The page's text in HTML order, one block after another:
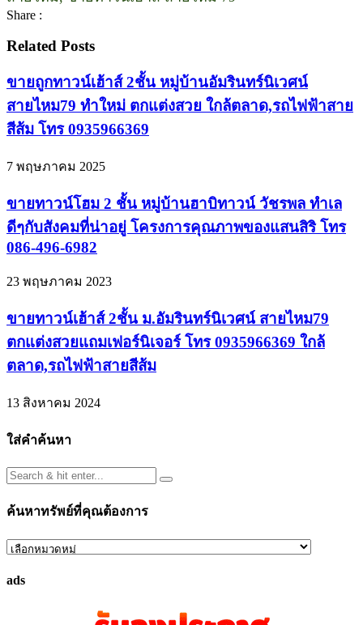
Share :
Related Posts
ขายถูกทาวน์เฮ้าส์ 2ชั้น หมู่บ้านอัมรินทร์นิเวศน์
สายไหม79 ทำใหม่ ตกแต่งสวย ใกล้ตลาด,รถไฟฟ้าสาย
สีส้ม โทร 0935966369
7 พฤษภาคม 2025
ขายทาวน์โฮม 2 ชั้น หมู่บ้านฮาบิทาวน์ วัชรพล ทำเล
ดีๆกับสังคมที่น่าอยู่ โครงการคุณภาพของแสนสิริ โทร
086-496-6982
23 พฤษภาคม 2023
ขายทาวน์เฮ้าส์ 2ชั้น ม.อัมรินทร์นิเวศน์ สายไหม79
ตกแต่งสวยแถมเฟอร์นิเจอร์ โทร 0935966369 ใกล้
ตลาด,รถไฟฟ้าสายสีส้ม
13 สิงหาคม 2024
ใส่คำค้นหา
ค้นหาทรัพย์ที่คุณต้องการ
ค้นหา
ที่
ads